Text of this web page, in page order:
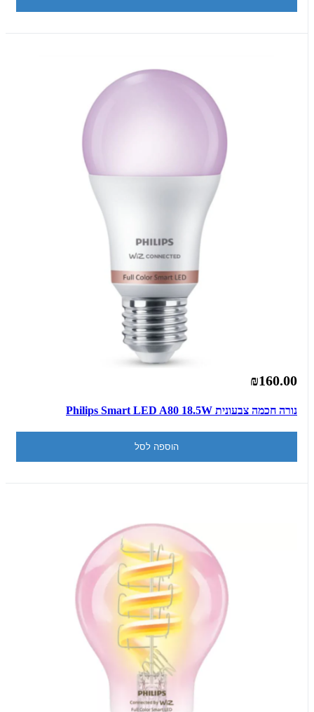
₪160.00
נורה חכמה צבעונית Philips Smart LED A80 18.5W
הוספה לסל